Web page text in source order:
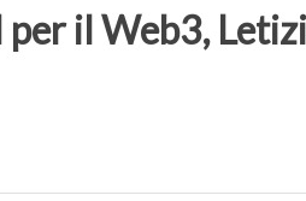
per il Web3,